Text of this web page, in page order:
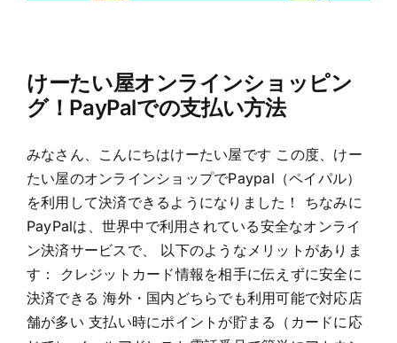
けーたい屋オンラインショッピン
グ！PayPalでの支払い方法
みなさん、こんにちはけーたい屋です この度、けー
たい屋のオンラインショップでPaypal（ペイパル）
を利用して決済できるようになりました！ ちなみに
PayPalは、世界中で利用されている安全なオンライ
ン決済サービスで、 以下のようなメリットがありま
す： クレジットカード情報を相手に伝えずに安全に
決済できる 海外・国内どちらでも利用可能で対応店
舗が多い 支払い時にポイントが貯まる（カードに応